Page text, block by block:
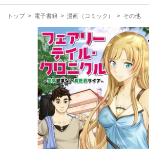
現
トップ > 電子書籍 > 漫画（コミック） > その他